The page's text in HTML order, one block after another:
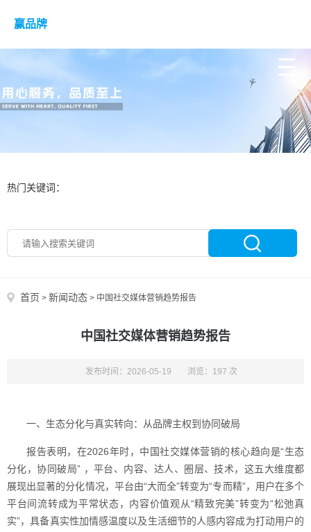
赢品牌
热门关键词：
首页 > 新闻动态 > 中国社交媒体营销趋势报告
中国社交媒体营销趋势报告
发布时间：2026-05-19 浏览：197 次
一、生态分化与真实转向：从品牌主权到协同破局
报告表明，在2026年时，中国社交媒体营销的核心趋向是“生态
分化，协同破局” ，平台、内容、达人、圈层、技术，这五大维度都
展现出显著的分化情况，平台由“大而全”转变为“专而精”，用户在多个
平台间流转成为平常状态，内容价值观从“精致完美”转变为“松弛真
实”，具备真实性加情感温度以及生活细节的人感内容成为打动用户的